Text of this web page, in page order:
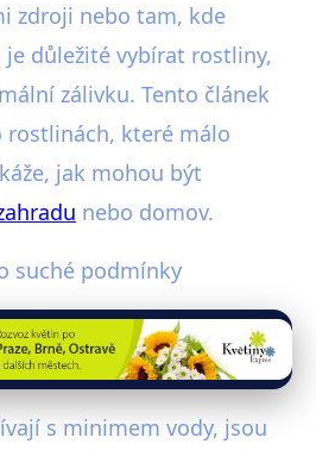
zdroji nebo tam, kde
je důležité vybírat rostliny,
zálivku. Tento článek
rostlinách, které málo
jak mohou být
nebo domov.
suché podmínky
s minimem vody, jsou